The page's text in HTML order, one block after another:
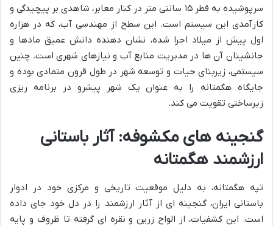
سرپوشیده به قطر ۱۵ سانتی متر در کنار معابر، شاهدی بر پیچیدگی و
کارآمدی این سیستم است. این سطح از مهندسی آب، که در هزاره
اول پیش از میلاد اجرا شده، نشان دهنده دانش عمیق مادها و
جانشینان آن ها در مدیریت منابع آب و نیازهای شهری است. چنین
سیستمی، زیربنای حیات و توسعه شهر در طول قرون متمادی بوده و
جایگاه هگمتانه را به عنوان یک شهر پیشرو در برنامه ریزی
زیرساختی تقویت می کند.
گنجینه های مکشوفه: آثار باستانی
ارزشمند هگمتانه
تپه هگمتانه، به دلیل موقعیت تاریخی و مرکزی خود در ادوار
باستانی ایران، گنجینه ای از آثار ارزشمند را در دل خود جای داده
است. این کشفیات، از الواح زرین و نقره ای گرفته تا ظروف و پایه